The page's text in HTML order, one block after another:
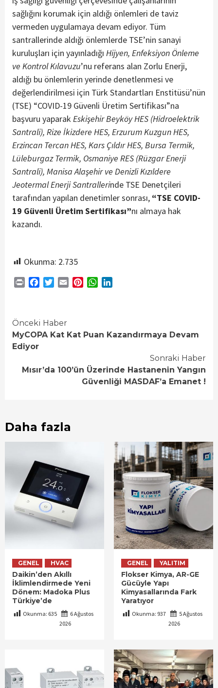
sağlığını korumak için aldığı önlemleri de taviz
vermeden uygulamaya devam ediyor. Tüm
santrallerinde aldığı önlemlerde TSE’nin sanayi
kuruluşları için yayınladığı Hijyen, Enfeksiyon Önleme
ve Kontrol Kılavuzu’nu referans alan Zorlu Enerji,
aldığı bu önlemlerin yerinde denetlenmesi ve
değerlendirilmesi için Türk Standartları Enstitüsü’nün
(TSE) “COVID-19 Güvenli Üretim Sertifikası”na
başvuru yaparak Eskişehir Beyköy HES (Hidroelektrik
Santrali), Rize İkizdere HES, Erzurum Kuzgun HES,
Erzincan Tercan HES, Kars Çıldır HES, Bursa Termik,
Lüleburgaz Termik, Osmaniye RES (Rüzgar Enerji
Santrali), Manisa Alaşehir ve Denizli Kızıldere
Jeotermal Enerji Santrallerinde TSE Denetçileri
tarafından yapılan denetimler sonrası, “TSE COVID-
19 Güvenli Üretim Sertifikası”nı almaya hak
kazandı.
Okunma: 2.735
Print FacebookTwitterEmail PinterestWhatsApp
Continue
Reading
Önceki Haber
MyCOPA Kat Kat Puan Kazandırmaya Devam
Ediyor
Sonraki Haber
Mısır’da 100’ün Üzerinde Hastanenin Yangın
Güvenliği MASDAF’a Emanet !
Daha fazla
GENEL HVAC
Daikin’den Akıllı
İklimlendirmede Yeni
Dönem: Madoka Plus
Türkiye’de
Okunma: 635
6 Ağustos
2026
GENEL YALITIM
Flokser Kimya, AR-GE
Gücüyle Yapı
Kimyasallarında Fark
Yaratıyor
Okunma: 937
5 Ağustos
2026